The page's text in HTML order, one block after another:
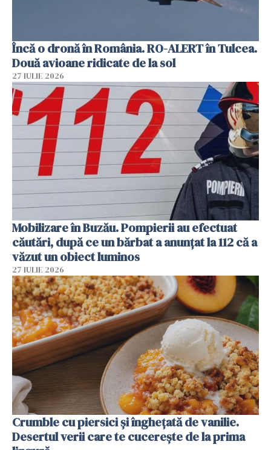
Încă o dronă în România. RO-ALERT în Tulcea.
Două avioane ridicate de la sol
27 IULIE 2026
Mobilizare în Buzău. Pompierii au efectuat
căutări, după ce un bărbat a anunțat la 112 că a
văzut un obiect luminos
27 IULIE 2026
Crumble cu piersici și înghețată de vanilie.
Desertul verii care te cucerește de la prima